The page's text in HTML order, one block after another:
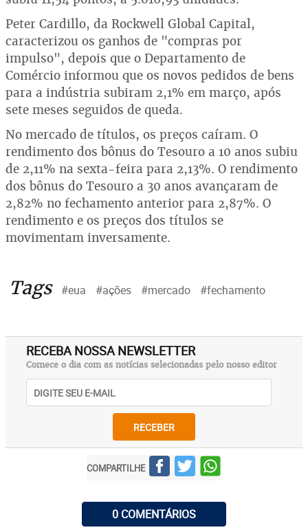
Peter Cardillo, da Rockwell Global Capital,
caracterizou os ganhos de "compras por
impulso", depois que o Departamento de
Comércio informou que os novos pedidos de bens
para a indústria subiram 2,1% em março, após
sete meses seguidos de queda.
No mercado de títulos, os preços caíram. O
rendimento dos bônus do Tesouro a 10 anos subiu
de 2,11% na sexta-feira para 2,13%. O rendimento
dos bônus do Tesouro a 30 anos avançaram de
2,82% no fechamento anterior para 2,87%. O
rendimento e os preços dos títulos se
movimentam inversamente.
Tags #eua #ações #mercado #fechamento
RECEBA NOSSA NEWSLETTER
Comece o dia com as notícias selecionadas pelo nosso editor
RECEBER
COMPARTILHE
0 COMENTÁRIOS